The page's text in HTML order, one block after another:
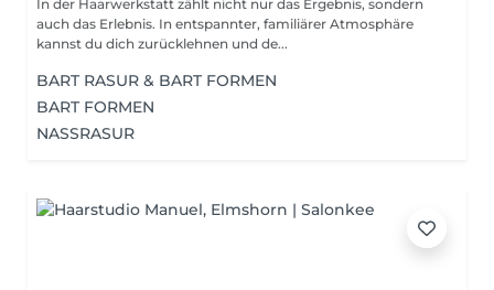
In der Haarwerkstatt zählt nicht nur das Ergebnis, sondern
auch das Erlebnis. In entspannter, familiärer Atmosphäre
kannst du dich zurücklehnen und de...
BART RASUR & BART FORMEN
BART FORMEN
NASSRASUR